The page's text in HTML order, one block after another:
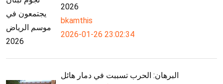
2026
bkamthis
2026-01-26 23:02:34
البرهان: الحرب تسببت في دمار هائل